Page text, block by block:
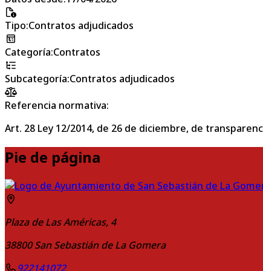
Tipo:Contratos adjudicados
Categoría:Contratos
Subcategoría:Contratos adjudicados
Referencia normativa:
Art. 28 Ley 12/2014, de 26 de diciembre, de
Pie de página
Plaza de Las Américas, 4
38800 San Sebastián de La Gomera
922141072